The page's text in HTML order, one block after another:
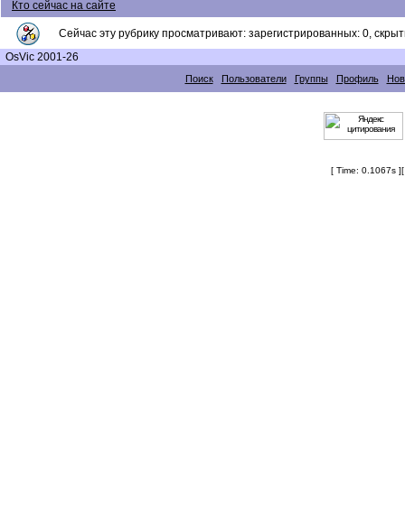
Кто сейчас на сайте
Сейчас эту рубрику просматривают: зарегистрированных: 0,
OsVic 2001-26
Поиск Пользователи Группы Профиль
[ Time: 0.1067s